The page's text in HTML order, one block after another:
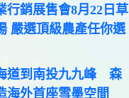
行銷展售會8月22日草
嚴選頂級農產任你選
道到南投九九峰 森
海外首座雪墨空間